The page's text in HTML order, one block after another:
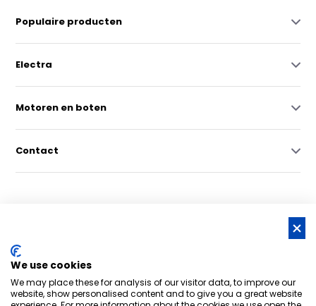
Populaire producten
Electra
Motoren en boten
Contact
Nederlands grootste online watersportwinkel | Bootschappen
Watersport8,6- 6.043 reviews
We use cookies
We may place these for analysis of our visitor data, to improve our
website, show personalised content and to give you a great website